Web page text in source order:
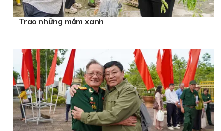
Trao những mầm xanh